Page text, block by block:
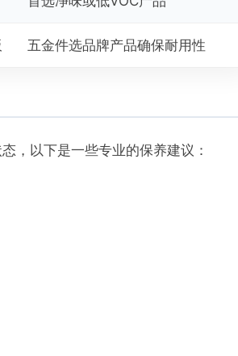
五金件选品牌产品确保耐用性
，以下是一些专业的保养建议：